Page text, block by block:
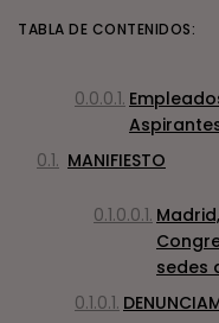
TABLA DE CONTENIDOS:
MANIFIESTO
sedes